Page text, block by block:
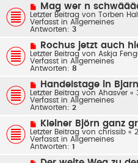
g
B
e
i
t
g
N
e
u
e
r
B
e
i
t
r
Mag wer n
Letzter Beitrag von Torben
Verfasst in Allgemeines
Antworten: 3
N
e
u
e
r
B
e
i
t
r
Rochus jetzt auch
Letzter Beitrag von Askja
Verfasst in Allgemeines
Antworten: 8
N
e
u
e
r
B
e
i
t
r
Handelstage in
Letzter Beitrag von Ahasver «
Verfasst in Allgemeines
Antworten: 2
N
e
u
e
r
B
Kleiner Björn ganz
Letzter Beitrag von chrissib «
Verfasst in Allgemeines
Antworten: 1
N